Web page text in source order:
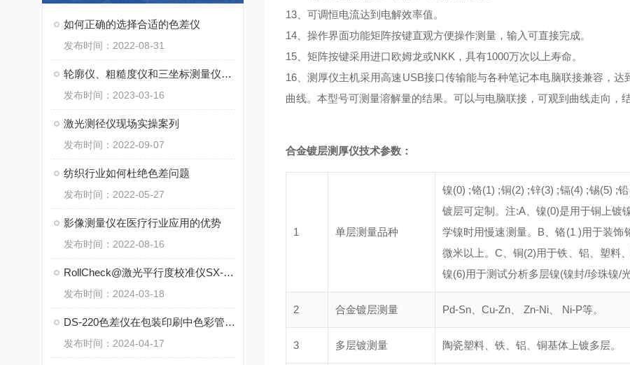
如何正确的选择合适的色差仪
发布时间：2022-08-31
轮廓仪、粗糙度仪和三坐标测量仪的区别
发布时间：2023-03-16
激光测径仪现场实操案列
发布时间：2022-09-07
纺织行业如何杜绝色差问题
发布时间：2022-05-27
影像测量仪在医疗行业应用的优势
发布时间：2022-08-16
RollCheck@激光平行度校准仪SX-5150简介
发布时间：2024-03-18
DS-220色差仪在包装印刷中色彩管理的作用
发布时间：2024-04-17
13、可调恒电流达到电解效率值。
14、操作界面功能矩阵按键直观方便操作测量，输入可直接完成。
15、矩阵按键采用进口欧姆龙或NKK，具有1000万次以上寿命。
16、测厚仪主机采用高速USB接口传输能与各种笔记本电脑联接兼容，
曲线。本型号可测量溶解量的结果。可以与电脑联接，可观到曲线走向，
合金镀层测厚仪技术参数：
1 单层测量品种
镍(0) ;铬(1) ;铜(2) ;锌(3) ;镉(4) ;锡(5) ;
镀层可定制。注:A、镍(0)是用于铜上镀
学镍时用慢速测量。B、铬(1 )用于装饰
微米以上。C、铜(2)用于铁、铝、塑料
镍(6)用于测试分析多层镍(镍封/珍珠镍/
2 合金镀层测量 Pd-Sn、Cu-Zn、 Zn-Ni、 Ni-P等。
3 多层镀测量 陶瓷塑料、铁、铝、铜基体上镀多层。